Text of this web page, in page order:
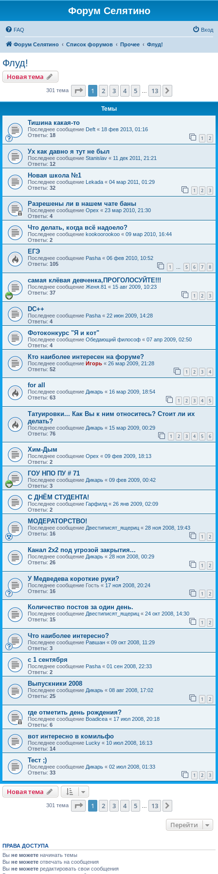
Форум Селятино
FAQ Вход
Форум Селятино Список форумов Прочее Флуд!
Флуд!
Новая тема
301 тема Страница из 13
1 2 3 4 5 13
Темы
Тишина какая-то
Последнее сообщение Deft « 18 фев 2013, 01:16
Ответы: 18 1 2
Ух как давно я тут не был
Последнее сообщение Stanislav « 11 дек 2011, 21:21
Ответы: 12
Новая школа №1
Последнее сообщение Lekada « 04 мар 2011, 01:29
Ответы: 32 1 2 3
Разрешены ли в нашем чате баны
Последнее сообщение Орех « 23 мар 2010, 21:30
Ответы: 4
Что делать, когда всё надоело?
Последнее сообщение kookoorookoo « 09 мар 2010, 16:44
Ответы: 2
ЕГЭ
Последнее сообщение Pasha « 06 фев 2010, 10:52
Ответы: 105 1 … 5 6 7 8
самая клёвая девченка,ПРОГОЛОСУЙТЕ!!!
Последнее сообщение Женя.81 « 15 авг 2009, 10:23
Ответы: 37 1 2 3
DC++
Последнее сообщение Pasha « 22 июн 2009, 14:28
Ответы: 4
Фотоконкурс "Я и кот"
Последнее сообщение Обедающий философ « 07 апр 2009, 02:50
Ответы: 4
Кто наиболее интересен на форуме?
Последнее сообщение Игорь « 26 мар 2009, 21:28
Ответы: 52 1 2 3 4
for all
Последнее сообщение Дикарь « 16 мар 2009, 18:54
Ответы: 63 1 2 3 4 5
Татуировки... Как Вы к ним относитесь? Стоит ли их
делать?
Последнее сообщение Дикарь « 15 мар 2009, 00:29
Ответы: 76 1 2 3 4 5 6
Хим-Дым
Последнее сообщение Орех « 09 фев 2009, 18:13
Ответы: 2
ГОУ НПО ПУ # 71
Последнее сообщение Дикарь « 09 фев 2009, 00:42
Ответы: 3
С ДНЁМ СТУДЕНТА!
Последнее сообщение Гарфилд« 26 янв 2009, 02:09
Ответы: 2
МОДЕРАТОРСТВО!
Последнее сообщение Двестиписят_ящериц « 28 ноя 2008, 19:43
Ответы: 16 1 2
Канал 2х2 под угрозой закрытия...
Последнее сообщение Дикарь « 28 ноя 2008, 00:29
Ответы: 26 1 2
У Медведева короткие руки?
Последнее сообщение Гость « 17 ноя 2008, 20:24
Ответы: 16 1 2
Количество постов за один день.
Последнее сообщение Двестиписят_ящериц « 24 окт 2008, 14:30
Ответы: 15 1 2
Что наиболее интересно?
Последнее сообщение Равшан « 09 окт 2008, 11:29
Ответы: 3
с 1 сентября
Последнее сообщение Pasha « 01 сен 2008, 22:33
Ответы: 2
Выпускники 2008
Последнее сообщение Дикарь « 08 авг 2008, 17:02
Ответы: 25 1 2
где отметить день рождения?
Последнее сообщение Boadicea « 17 июл 2008, 20:18
Ответы: 6
вот интересно в комильфо
Последнее сообщение Lucky « 10 июл 2008, 16:13
Ответы: 14
Тест ;)
Последнее сообщение Дикарь « 02 июл 2008, 01:33
Ответы: 33 1 2 3
Новая тема
301 тема Страница из 13
1 2 3 4 5 13
Перейти
ПРАВА ДОСТУПА
Вы не можете начинать темы
Вы не можете отвечать на сообщения
Вы не можете редактировать свои сообщения